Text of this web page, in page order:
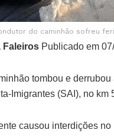
do caminhão sofreu
Faleiros Publicado em
tombou e
Imigrantes (SAI), no km
causou interdições